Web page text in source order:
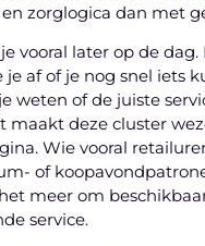
zorglogica dan met
vooral later op de dag.
je af of je nog snel iets
weten of de juiste
maakt deze cluster
Wie vooral
of
meer om
service.